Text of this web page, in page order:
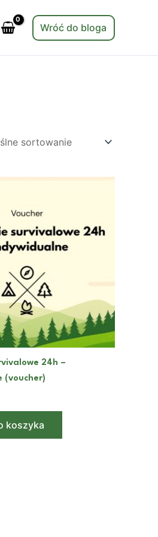
Wróć do bloga
24h –
(voucher)
koszyka